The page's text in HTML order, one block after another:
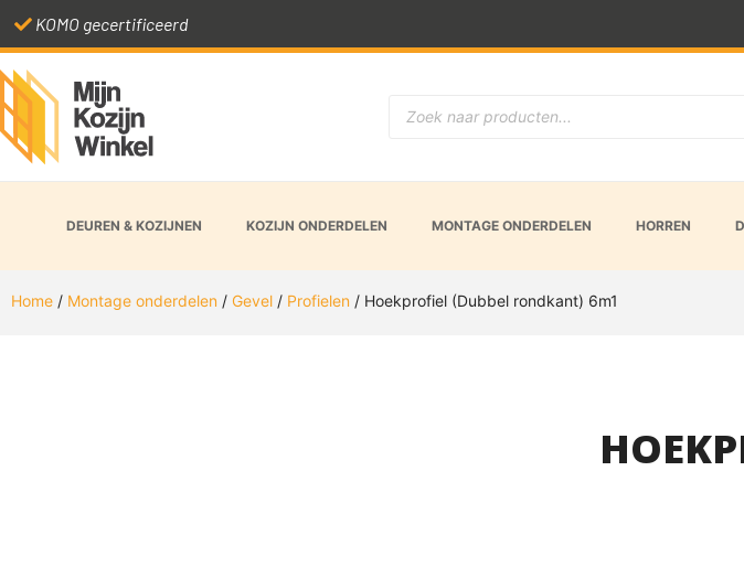
KOMO gecertificeerd
DEUREN & KOZIJNEN KOZIJN ONDERDELEN MONTAGE ONDERDELEN HORREN
Home / Montage onderdelen / Gevel / Profielen / Hoekprofiel (Dubbel rondkant) 6m1